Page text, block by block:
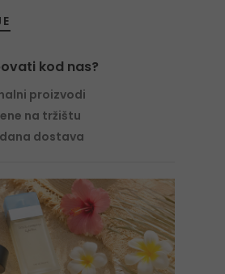
kod nas?
proizvodi
na tržištu
dostava